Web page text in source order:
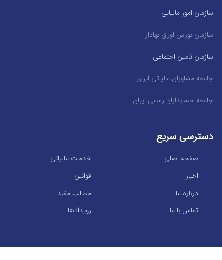
سازمان امور مالیاتی
سازمان بورس اوراق بهادار
سازمان تامین اجتماعی
جامعه مشاوران مالیاتی ایران
جامعه حسابداران رسمی ایران
دسترسی سریع
خدمات مالیاتی
صفحه اصلی
قوانین
اخبار
مطالب مفید
درباره ما
رویدادها
تماس با ما